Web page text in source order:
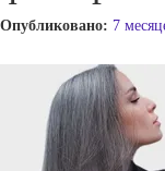
Опубликовано: 7